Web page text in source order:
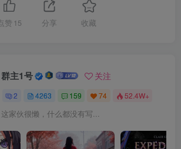
赞 15 分享 收藏
群主1号 关注
2 4263 159 74 52.4W+
这家伙很懒，什么都没有写...